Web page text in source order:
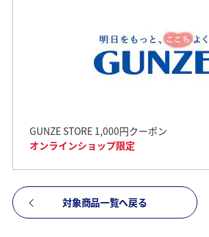
GUNZE STORE 1,000円クーポン
オンラインショップ限定
対象商品一覧へ戻る